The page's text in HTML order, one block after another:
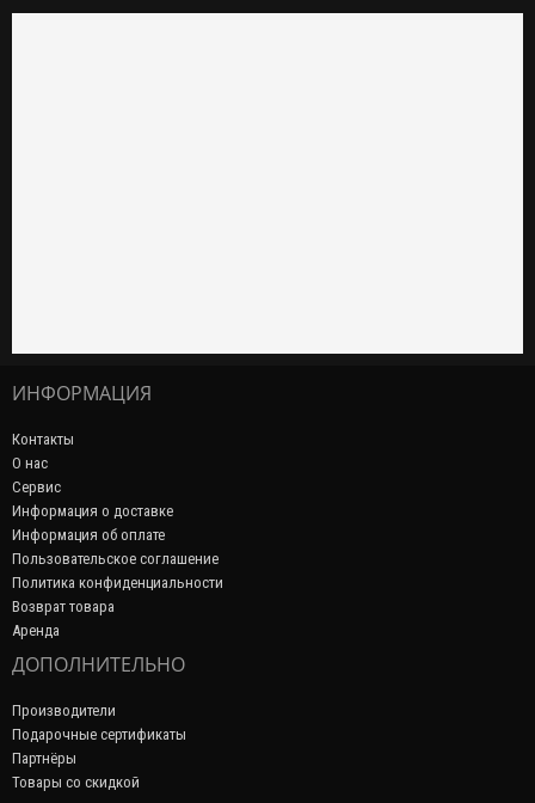
ИНФОРМАЦИЯ
Контакты
О нас
Сервис
Информация о доставке
Информация об оплате
Пользовательское соглашение
Политика конфиденциальности
Возврат товара
Аренда
ДОПОЛНИТЕЛЬНО
Производители
Подарочные сертификаты
Партнёры
Товары со скидкой